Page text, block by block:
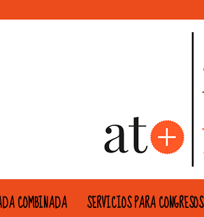
COMBINADA SERVICIOS PARA CONGRESOS